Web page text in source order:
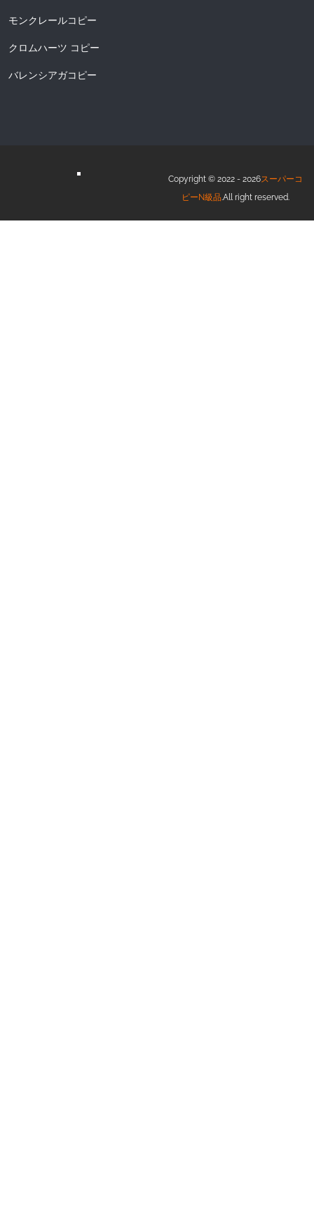
モンクレールコピー
クロムハーツ コピー
バレンシアガコピー
Copyright © 2022 - 2026スーパーコ
ピーN級品.All right reserved.